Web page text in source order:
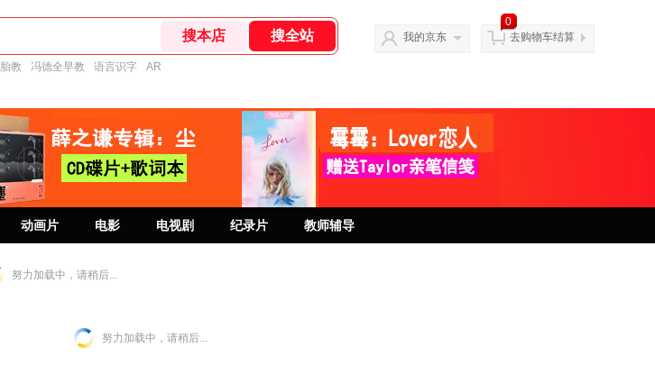
胎教 冯德全早教 语言识字 AR
我的京东
0
去购物车结算
动画片 电影 电视剧 纪录片 教师辅导
努力加载中，请稍后...
努力加载中，请稍后...